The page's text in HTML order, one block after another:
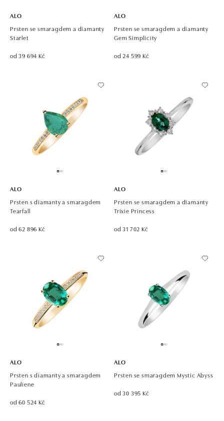
ALO
Prsten se smaragdem a diamanty
Starlet
od 39 694 Kč
ALO
Prsten se smaragdem a diamanty
Gem Simplicity
od 24 599 Kč
ALO
Prsten s diamanty a smaragdem
Tearfall
od 62 896 Kč
ALO
Prsten se smaragdem a diamanty
Trixie Princess
od 31 702 Kč
ALO
Prsten s diamanty a smaragdem
Pauliene
od 60 524 Kč
ALO
Prsten se smaragdem Mystic Abyss
od 30 395 Kč